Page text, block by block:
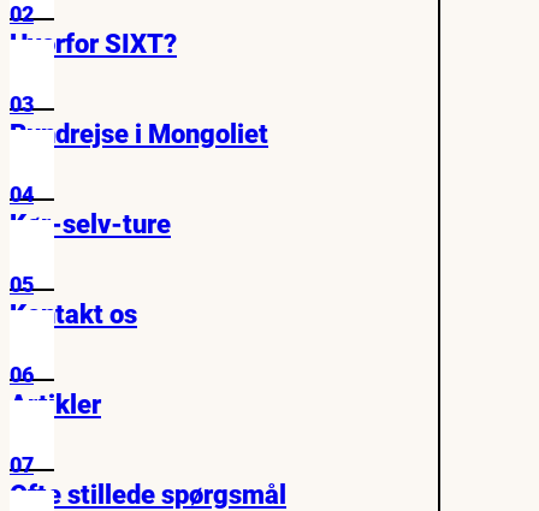
02
Hvorfor SIXT?
03
Rundrejse i Mongoliet
04
Kør-selv-ture
05
Kontakt os
06
Artikler
07
Ofte stillede spørgsmål